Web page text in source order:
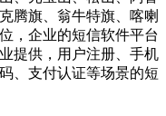
腾旗、翁牛特旗、喀喇
，企业的短信软件平台
提供，用户注册、手机
、支付认证等场景的短